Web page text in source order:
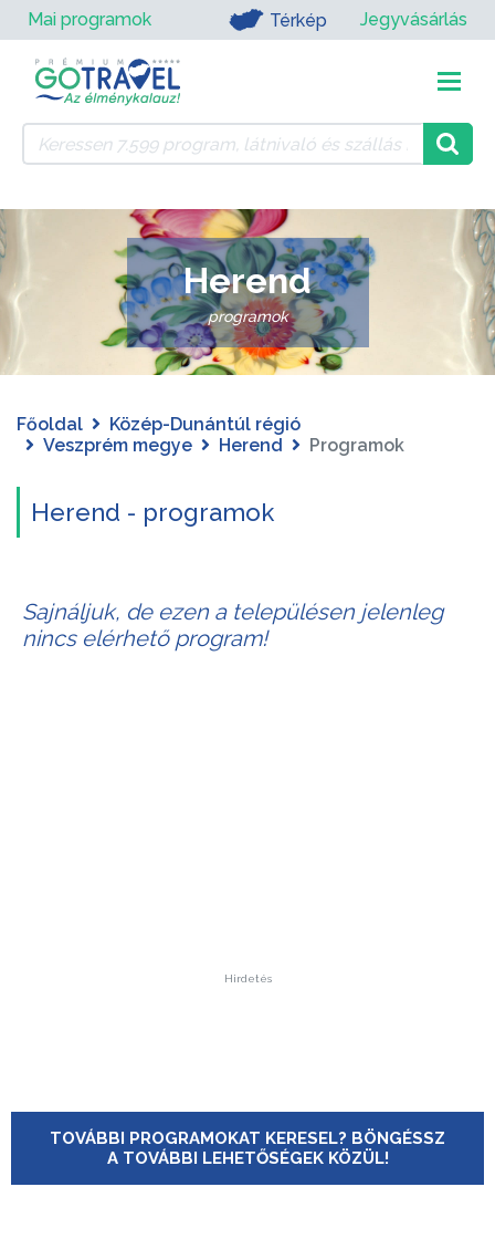
Mai programok Térkép Jegyvásárlás
Herend
programok
Főoldal
Közép-Dunántúl régió
Veszprém megye
Herend Programok
Herend - programok
Sajnáljuk, de ezen a településen jelenleg
nincs elérhető program!
Hirdetés
TOVÁBBI PROGRAMOKAT KERESEL? BÖNGÉSSZ
A TOVÁBBI LEHETŐSÉGEK KÖZÜL!